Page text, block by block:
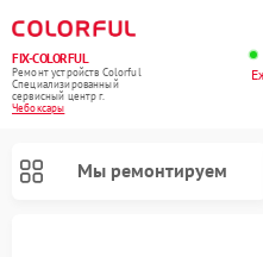
FIX-COLORFUL
Ремонт устройств Colorful
Специализированный
cервисный центр г.
Чебоксары
Мы ремонтируем